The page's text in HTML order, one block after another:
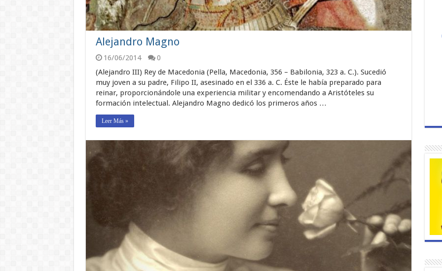
Alejandro Magno
16/06/2014
0
(Alejandro III) Rey de Macedonia (Pella, Macedonia, 356 – Babilonia, 323 a. C.). Sucedió
muy joven a su padre, Filipo II, asesinado en el 336 a. C. Éste le había preparado para
reinar, proporcionándole una experiencia militar y encomendando a Aristóteles su
formación intelectual. Alejandro Magno dedicó los primeros años …
Leer Más »